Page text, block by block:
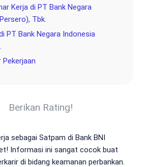
Kerja di PT Bank Negara
Tbk.
PT Bank Negara Indonesia
Pekerjaan
Berikan Rating!
sebagai Satpam di Bank BNI
Informasi ini sangat cocok buat
di bidang keamanan perbankan.